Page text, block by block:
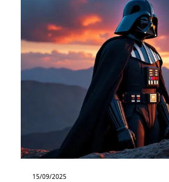
15/09/2025